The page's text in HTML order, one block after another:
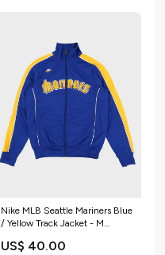
Nike MLB Seattle Mariners Blue
/ Yellow Track Jacket - M
US$ 40.00